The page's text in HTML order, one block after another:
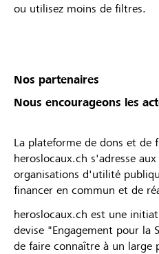
ou utilisez moins de filtres.
Nos partenaires
Nous encourageons les
La plateforme de dons et de
heroslocaux.ch s'adresse
organisations d'utilité
financer en commun et de
heroslocaux.ch est une
devise "Engagement pour la
de faire connaître à un large